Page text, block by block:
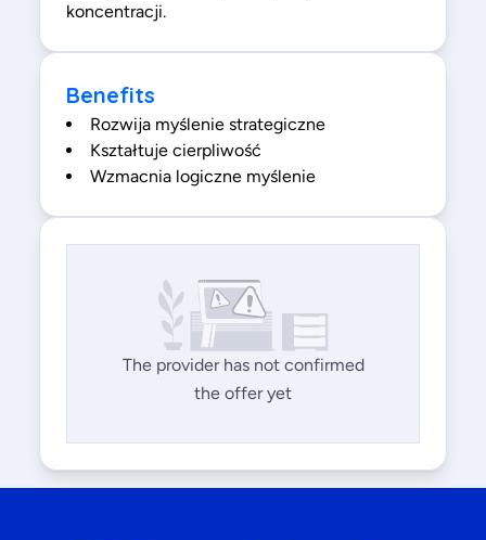
koncentracji.
Benefits
Rozwija myślenie strategiczne
Kształtuje cierpliwość
Wzmacnia logiczne myślenie
The provider has not confirmed
the offer yet